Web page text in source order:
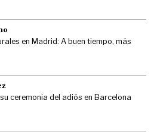
en Madrid: A buen tiempo, más
ceremonia del adiós en Barcelona